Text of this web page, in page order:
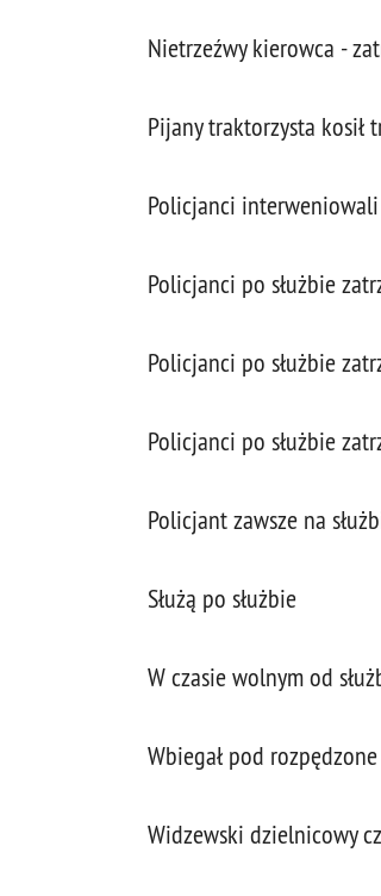
Nietrzeźwy kierowca -
Pijany traktorzysta kosił
Policjanci interweniowali
Policjanci po służbie
Policjanci po służbie
Policjanci po służbie
Policjant zawsze na
Służą po służbie
W czasie wolnym od
Wbiegał pod
Widzewski dzielnicowy